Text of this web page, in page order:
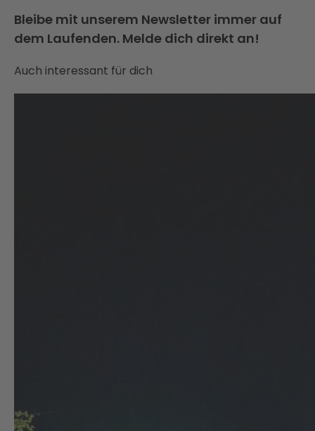
Bleibe mit unserem Newsletter immer auf
dem Laufenden. Melde dich direkt an!
Auch interessant für dich